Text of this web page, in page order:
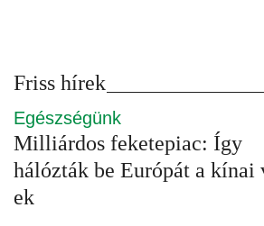
Friss hírek
Egészségünk
Milliárdos feketepiac: Így
hálózták be Európát a kínai
ek